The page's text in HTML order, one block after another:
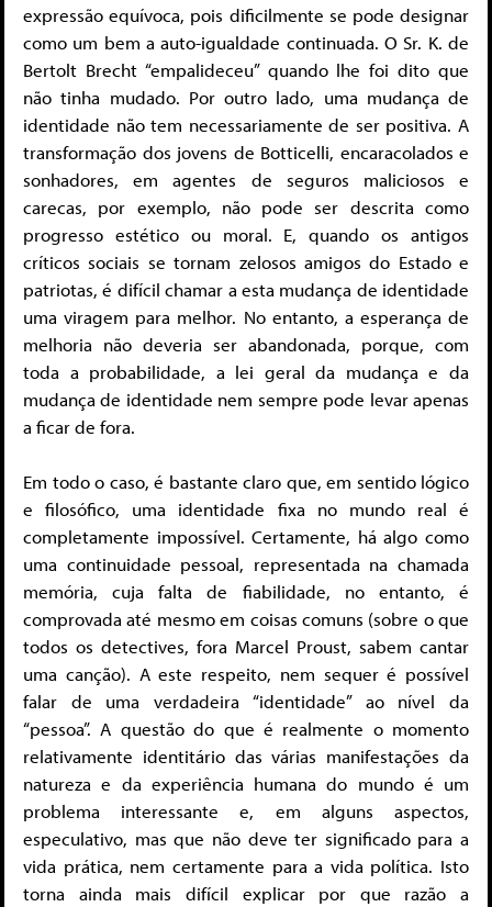
expressão equívoca, pois dificilmente se pode designar
como um bem a auto-igualdade continuada. O Sr. K. de
Bertolt Brecht “empalideceu” quando lhe foi dito que
não tinha mudado. Por outro lado, uma mudança de
identidade não tem necessariamente de ser positiva. A
transformação dos jovens de Botticelli, encaracolados e
sonhadores, em agentes de seguros maliciosos e
carecas, por exemplo, não pode ser descrita como
progresso estético ou moral. E, quando os antigos
críticos sociais se tornam zelosos amigos do Estado e
patriotas, é difícil chamar a esta mudança de identidade
uma viragem para melhor. No entanto, a esperança de
melhoria não deveria ser abandonada, porque, com
toda a probabilidade, a lei geral da mudança e da
mudança de identidade nem sempre pode levar apenas
a ficar de fora.
Em todo o caso, é bastante claro que, em sentido lógico
e filosófico, uma identidade fixa no mundo real é
completamente impossível. Certamente, há algo como
uma continuidade pessoal, representada na chamada
memória, cuja falta de fiabilidade, no entanto, é
comprovada até mesmo em coisas comuns (sobre o que
todos os detectives, fora Marcel Proust, sabem cantar
uma canção). A este respeito, nem sequer é possível
falar de uma verdadeira “identidade” ao nível da
“pessoa”. A questão do que é realmente o momento
relativamente identitário das várias manifestações da
natureza e da experiência humana do mundo é um
problema interessante e, em alguns aspectos,
especulativo, mas que não deve ter significado para a
vida prática, nem certamente para a vida política. Isto
torna ainda mais difícil explicar por que razão a